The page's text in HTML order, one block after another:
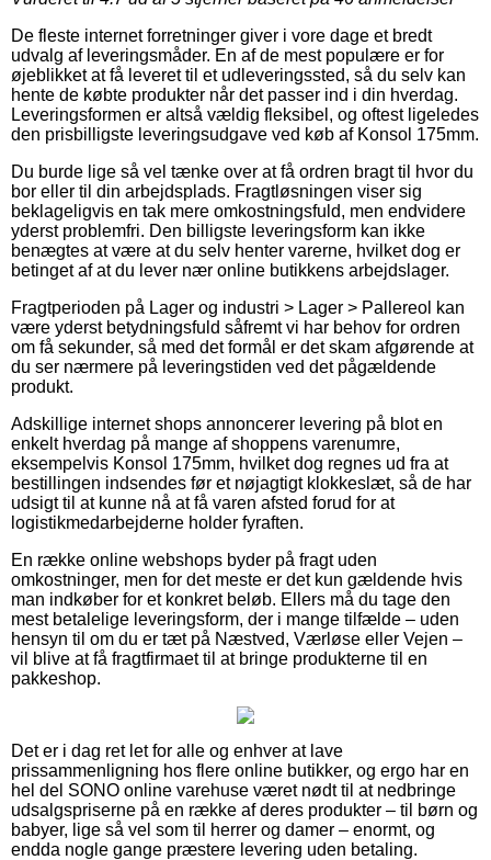
De fleste internet forretninger giver i vore dage et bredt
udvalg af leveringsmåder. En af de mest populære er for
øjeblikket at få leveret til et udleveringssted, så du selv kan
hente de købte produkter når det passer ind i din hverdag.
Leveringsformen er altså vældig fleksibel, og oftest ligeledes
den prisbilligste leveringsudgave ved køb af Konsol 175mm.
Du burde lige så vel tænke over at få ordren bragt til hvor du
bor eller til din arbejdsplads. Fragtløsningen viser sig
beklageligvis en tak mere omkostningsfuld, men endvidere
yderst problemfri. Den billigste leveringsform kan ikke
benægtes at være at du selv henter varerne, hvilket dog er
betinget af at du lever nær online butikkens arbejdslager.
Fragtperioden på Lager og industri > Lager > Pallereol kan
være yderst betydningsfuld såfremt vi har behov for ordren
om få sekunder, så med det formål er det skam afgørende at
du ser nærmere på leveringstiden ved det pågældende
produkt.
Adskillige internet shops annoncerer levering på blot en
enkelt hverdag på mange af shoppens varenumre,
eksempelvis Konsol 175mm, hvilket dog regnes ud fra at
bestillingen indsendes før et nøjagtigt klokkeslæt, så de har
udsigt til at kunne nå at få varen afsted forud for at
logistikmedarbejderne holder fyraften.
En række online webshops byder på fragt uden
omkostninger, men for det meste er det kun gældende hvis
man indkøber for et konkret beløb. Ellers må du tage den
mest betalelige leveringsform, der i mange tilfælde – uden
hensyn til om du er tæt på Næstved, Værløse eller Vejen –
vil blive at få fragtfirmaet til at bringe produkterne til en
pakkeshop.
Det er i dag ret let for alle og enhver at lave
prissammenligning hos flere online butikker, og ergo har en
hel del SONO online varehuse været nødt til at nedbringe
udsalgspriserne på en række af deres produkter – til børn og
babyer, lige så vel som til herrer og damer – enormt, og
endda nogle gange præstere levering uden betaling.